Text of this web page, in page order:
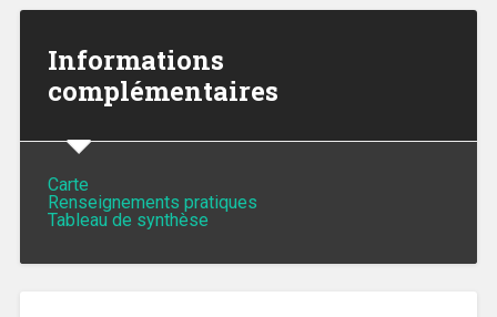
Informations
complémentaires
Carte
Renseignements pratiques
Tableau de synthèse